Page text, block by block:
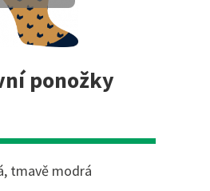
ponožky
tmavě modrá